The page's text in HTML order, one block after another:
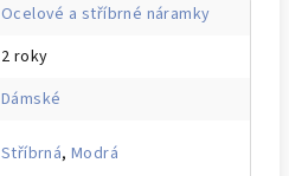
Ocelové a stříbrné náramky
2 roky
Dámské
Stříbrná,Modrá